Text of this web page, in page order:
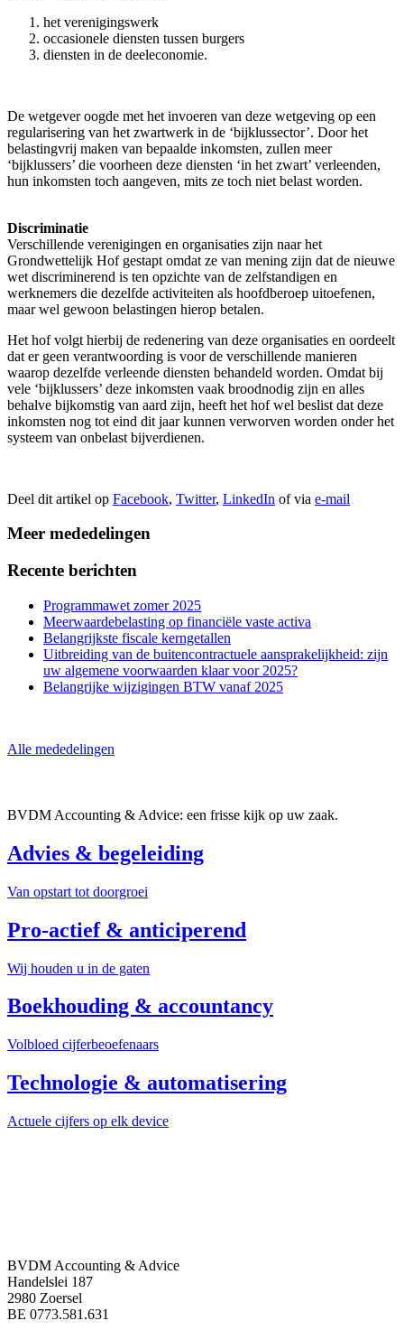
het verenigingswerk
occasionele diensten tussen burgers
diensten in de deeleconomie.
De wetgever oogde met het invoeren van deze wetgeving op een
regularisering van het zwartwerk in de ‘bijklussector’. Door het
belastingvrij maken van bepaalde inkomsten, zullen meer
‘bijklussers’ die voorheen deze diensten ‘in het zwart’ verleenden,
hun inkomsten toch aangeven, mits ze toch niet belast worden.
Discriminatie
Verschillende verenigingen en organisaties zijn naar het
Grondwettelijk Hof gestapt omdat ze van mening zijn dat de nieuwe
wet discriminerend is ten opzichte van de zelfstandigen en
werknemers die dezelfde activiteiten als hoofdberoep uitoefenen,
maar wel gewoon belastingen hierop betalen.
Het hof volgt hierbij de redenering van deze organisaties en oordeelt
dat er geen verantwoording is voor de verschillende manieren
waarop dezelfde verleende diensten behandeld worden. Omdat bij
vele ‘bijklussers’ deze inkomsten vaak broodnodig zijn en alles
behalve bijkomstig van aard zijn, heeft het hof wel beslist dat deze
inkomsten nog tot eind dit jaar kunnen verworven worden onder het
systeem van onbelast bijverdienen.
Deel dit artikel op Facebook, Twitter, LinkedIn of via e-mail
Meer mededelingen
Recente berichten
Programmawet zomer 2025
Meerwaardebelasting op financiële vaste activa
Belangrijkste fiscale kerngetallen
Uitbreiding van de buitencontractuele aansprakelijkheid: zijn
uw algemene voorwaarden klaar voor 2025?
Belangrijke wijzigingen BTW vanaf 2025
Alle mededelingen
BVDM Accounting & Advice: een frisse kijk op uw zaak.
Advies & begeleiding
Van opstart tot doorgroei
Pro-actief & anticiperend
Wij houden u in de gaten
Boekhouding & accountancy
Volbloed cijferbeoefenaars
Technologie & automatisering
Actuele cijfers op elk device
BVDM Accounting & Advice
Handelslei 187
2980 Zoersel
BE 0773.581.631